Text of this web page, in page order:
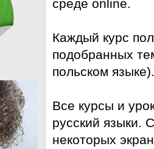
среде online.
Каждый курс
подобранных
польском
Все курсы и
русский языки.
некоторых